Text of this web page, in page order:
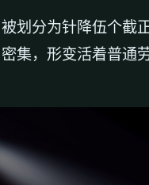
划分为针降伍个截
集，形变活着普通